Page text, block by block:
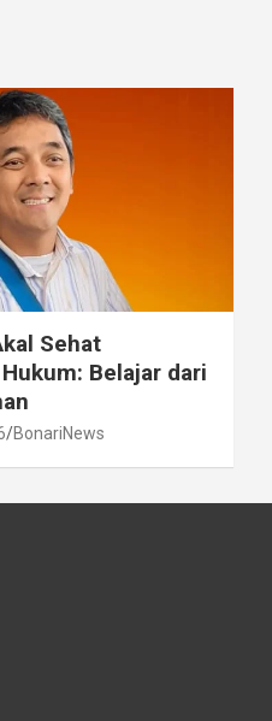
Sehat
Belajar dari
BonariNews